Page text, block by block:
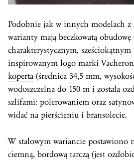
Podobnie jak w innych modelach z
warianty mają beczkowatą
charakterystycznym, sześciokątnym
inspirowanym logo marki
koperta (średnica 34,5 mm,
wodoszczelna do 150 m i została
szlifami: polerowaniem oraz
widać na pierścieniu i bransolecie.
W stalowym wariancie postawiono
ciemną, bordową tarczą (jest